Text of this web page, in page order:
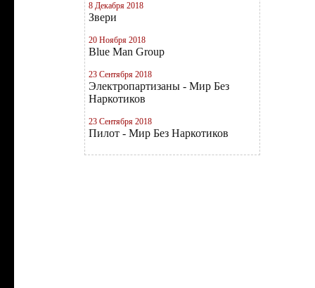
8 Декабря 2018
Звери
20 Ноября 2018
Blue Man Group
23 Сентября 2018
Электропартизаны - Мир Без
Наркотиков
23 Сентября 2018
Пилот - Мир Без Наркотиков